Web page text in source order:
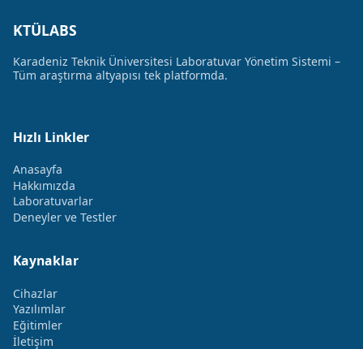
KTÜLABS
Karadeniz Teknik Üniversitesi Laboratuvar Yönetim Sistemi –
Tüm araştırma altyapısı tek platformda.
Hızlı Linkler
Anasayfa
Hakkımızda
Laboratuvarlar
Deneyler ve Testler
Kaynaklar
Cihazlar
Yazılımlar
Eğitimler
İletişim